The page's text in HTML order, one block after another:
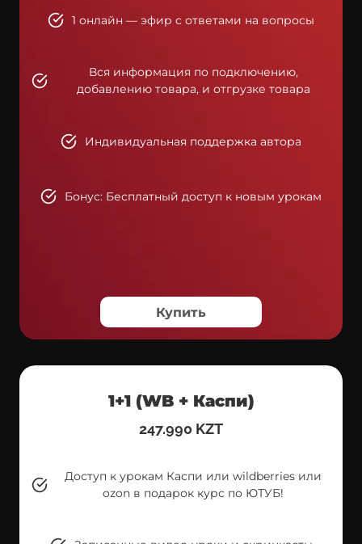
1 онлайн — эфир с ответами на вопросы
Вся информация по подключению,
добавлению товара, и отгрузке товара
Индивидуальная поддержка автора
Бонус: Бесплатный доступ к новым урокам
Купить
1+1 (WB + Каспи)
247.990 KZT
Доступ к урокам Каспи или wildberries или
ozon в подарок курс по ЮТУБ!